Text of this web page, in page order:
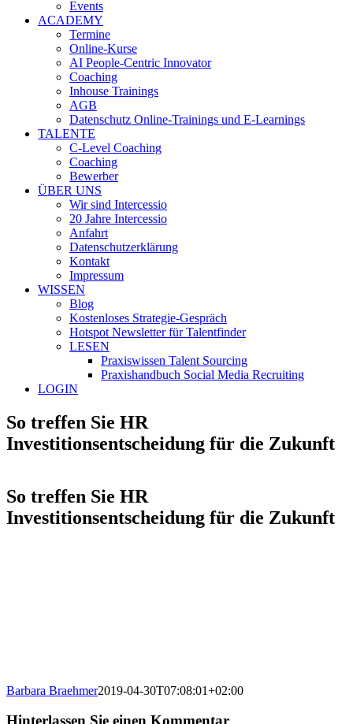
Events
ACADEMY
Termine
Online-Kurse
AI People-Centric Innovator
Coaching
Inhouse Trainings
AGB
Datenschutz Online-Trainings und E-Learnings
TALENTE
C-Level Coaching
Coaching
Bewerber
ÜBER UNS
Wir sind Intercessio
20 Jahre Intercessio
Anfahrt
Datenschutzerklärung
Kontakt
Impressum
WISSEN
Blog
Kostenloses Strategie-Gespräch
Hotspot Newsletter für Talentfinder
LESEN
Praxiswissen Talent Sourcing
Praxishandbuch Social Media Recruiting
LOGIN
So treffen Sie HR
Investitionsentscheidung für die Zukunft
So treffen Sie HR
Investitionsentscheidung für die Zukunft
Barbara Braehmer2019-04-30T07:08:01+02:00